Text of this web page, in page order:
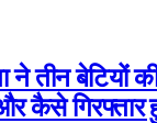
ने तीन बेटियों
कैसे